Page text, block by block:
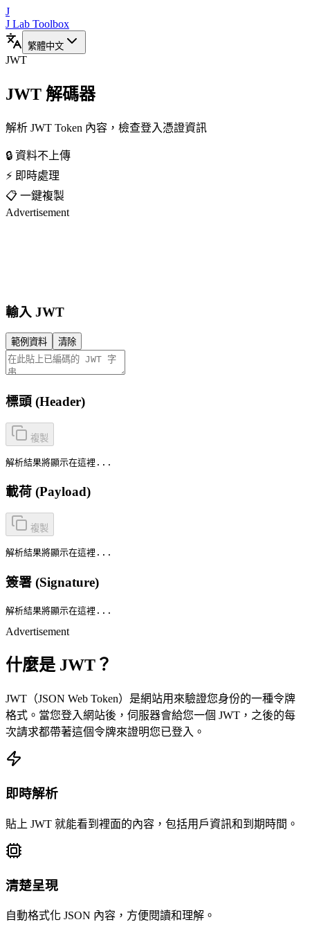
J
J Lab Toolbox
繁體中文
JWT
JWT 解碼器
解析 JWT Token 內容，檢查登入憑證資訊
🔒 資料不上傳
⚡ 即時處理
📋 一鍵複製
Advertisement
輸入 JWT
範例資料 清除
標頭 (Header)
複製
解析結果將顯示在這裡...
載荷 (Payload)
複製
解析結果將顯示在這裡...
簽署 (Signature)
解析結果將顯示在這裡...
Advertisement
什麼是 JWT？
JWT（JSON Web Token）是網站用來驗證您身份的一種令牌
格式。當您登入網站後，伺服器會給您一個 JWT，之後的每
次請求都帶著這個令牌來證明您已登入。
即時解析
貼上 JWT 就能看到裡面的內容，包括用戶資訊和到期時間。
清楚呈現
自動格式化 JSON 內容，方便閱讀和理解。